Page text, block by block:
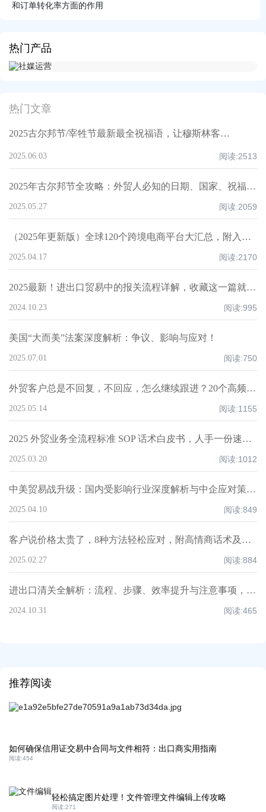
热门产品
热门文章
2025古尔邦节/宰牲节最新最全祝福语，让穆斯林客户记住你！
2025.06.03 阅读:2513
2025年古尔邦节全攻略：外贸人必知的日期、国家、祝福技巧与禁忌清单！
2025.05.27 阅读:2059
（2025年更新版）全球120个跨境电商平台大汇总，附入驻要求、注册门槛和适合品类！
2025.04.17 阅读:2170
2025最新！进出口贸易中的报关流程详解，收藏这一篇就够了！
2024.10.23 阅读:995
美国“大而美”法案深度解析：争议、影响与应对！
2025.07.01 阅读:750
外贸客户总是不回复，不回应，怎么继续跟进？20个高频场景实操指南！
2025.05.14 阅读:1155
2025 外贸业务全流程标准 SOP 话术白皮书，人手一份速领！
2025.03.20 阅读:1012
中美贸易战升级：国内受影响行业深度解析与中企应对策略！
2025.04.10 阅读:849
客户说价格太贵了，8种方法轻松应对，附高情商话术及案例！
2025.02.27 阅读:884
进出口清关全解析：流程、步骤、效率提升与注意事项，超全知识点汇总！
2024.10.31 阅读:465
推荐阅读
如何确保信用证交易中合同与文件相符：出口商实用指南
阅读:454
轻松搞定图片处理！文件管理文件编辑上传攻略
阅读:271
和订单转化率方面的作用